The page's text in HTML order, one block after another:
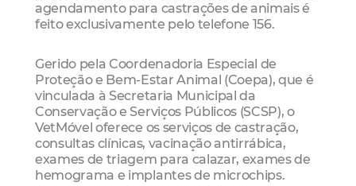
agendamento para castrações de animais é
feito exclusivamente pelo telefone 156.
Gerido pela Coordenadoria Especial de
Proteção e Bem-Estar Animal (Coepa), que é
vinculada à Secretaria Municipal da
Conservação e Serviços Públicos (SCSP), o
VetMóvel oferece os serviços de castração,
consultas clínicas, vacinação antirrábica,
exames de triagem para calazar, exames de
hemograma e implantes de microchips.